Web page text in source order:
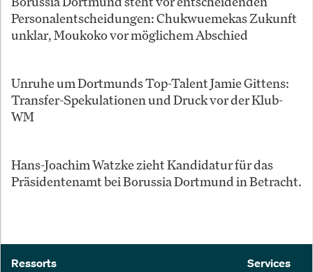
Personalentscheidungen: Chukwuemekas Zukunft
unklar, Moukoko vor möglichem Abschied
Unruhe um Dortmunds Top-Talent Jamie Gittens:
Transfer-Spekulationen und Druck vor der Klub-
WM
Hans-Joachim Watzke zieht Kandidatur für das
Präsidentenamt bei Borussia Dortmund in Betracht.
Ressorts Services